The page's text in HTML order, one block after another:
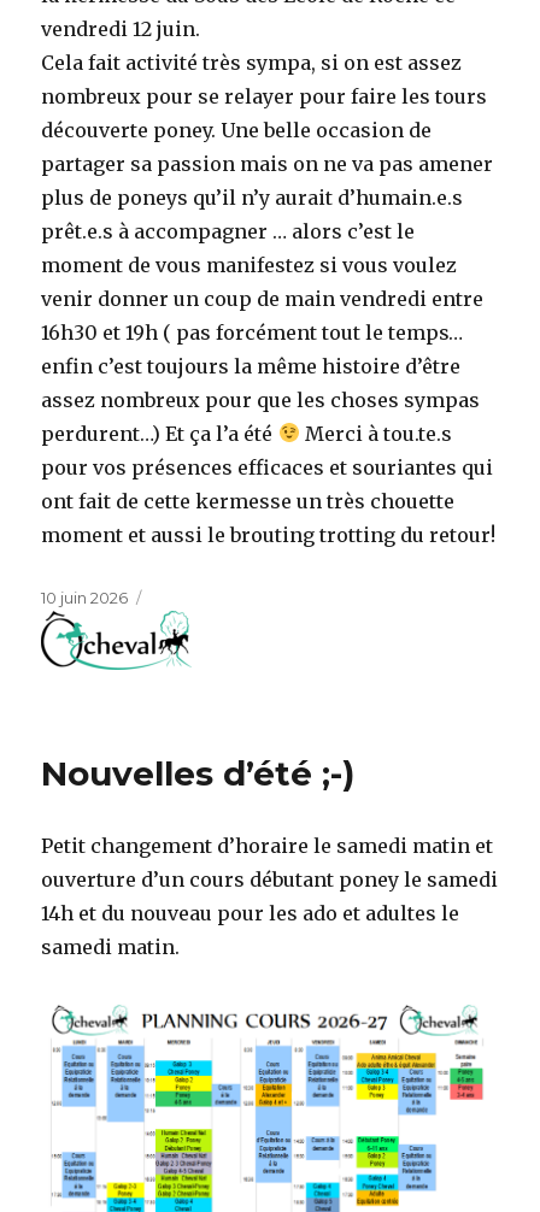
vendredi 12 juin.
Cela fait activité très sympa, si on est assez
nombreux pour se relayer pour faire les tours
découverte poney. Une belle occasion de
partager sa passion mais on ne va pas amener
plus de poneys qu’il n’y aurait d’humain.e.s
prêt.e.s à accompagner … alors c’est le
moment de vous manifestez si vous voulez
venir donner un coup de main vendredi entre
16h30 et 19h ( pas forcément tout le temps…
enfin c’est toujours la même histoire d’être
assez nombreux pour que les choses sympas
perdurent…) Et ça l’a été
Merci à tou.te.s
pour vos présences efficaces et souriantes qui
ont fait de cette kermesse un très chouette
moment et aussi le brouting trotting du retour!
Publié
le
10 juin 2026
Nouvelles d’été ;-)
Petit changement d’horaire le samedi matin et
ouverture d’un cours débutant poney le samedi
14h et du nouveau pour les ado et adultes le
samedi matin.